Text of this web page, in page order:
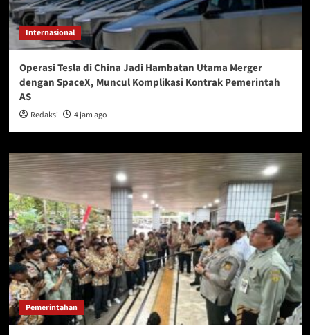
Internasional
Operasi Tesla di China Jadi Hambatan Utama Merger
dengan SpaceX, Muncul Komplikasi Kontrak Pemerintah
AS
Redaksi 4 jam ago
Pemerintahan